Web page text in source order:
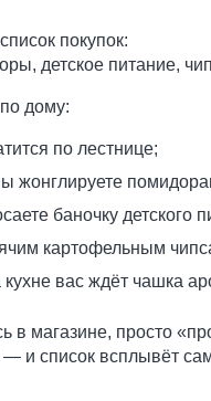
покупок:
детское питание,
дому:
по лестнице;
жонглируете
баночку детского
картофельным
кухне вас ждёт чашка
в магазине, просто
и список всплывёт